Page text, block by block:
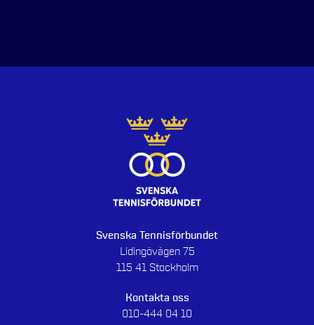
Svenska Tennisförbundet
Lidingövägen 75
115 41 Stockholm
Kontakta oss
010-444 04 10